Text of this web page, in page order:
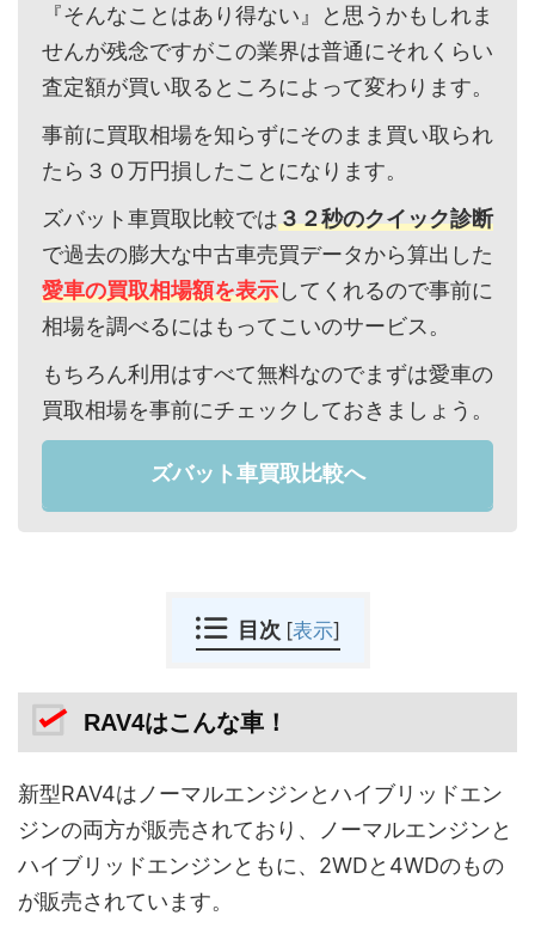
『そんなことはあり得ない』と思うかもしれま
せんが残念ですがこの業界は普通にそれくらい
査定額が買い取るところによって変わります。
事前に買取相場を知らずにそのまま買い取られ
たら３０万円損したことになります。
ズバット車買取比較では３２秒のクイック診断
で過去の膨大な中古車売買データから算出した
愛車の買取相場額を表示してくれるので事前に
相場を調べるにはもってこいのサービス。
もちろん利用はすべて無料なのでまずは愛車の
買取相場を事前にチェックしておきましょう。
ズバット車買取比較へ
目次 [表示]
RAV4はこんな車！
新型RAV4はノーマルエンジンとハイブリッドエン
ジンの両方が販売されており、ノーマルエンジンと
ハイブリッドエンジンともに、2WDと4WDのもの
が販売されています。